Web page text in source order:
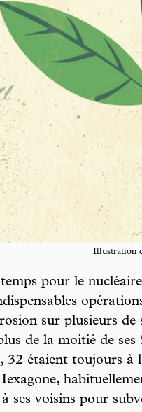
Illustration
pour le
sur plusieurs de
de la moitié de ses
32 étaient toujours à
ses voisins pour